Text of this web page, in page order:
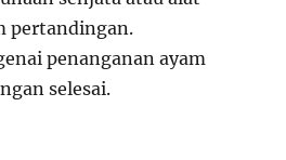
pertandingan.
penanganan ayam
selesai.